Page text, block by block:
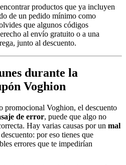
productos que ya incluyen
de un pedido mínimo como
que algunos códigos
al envío gratuito o a una
junto al descuento.
durante la
Voghion
promocional Voghion, el descuento
de error, puede que algo no
Hay varias causas por un mal
por eso tienes que
errores que te impedirían